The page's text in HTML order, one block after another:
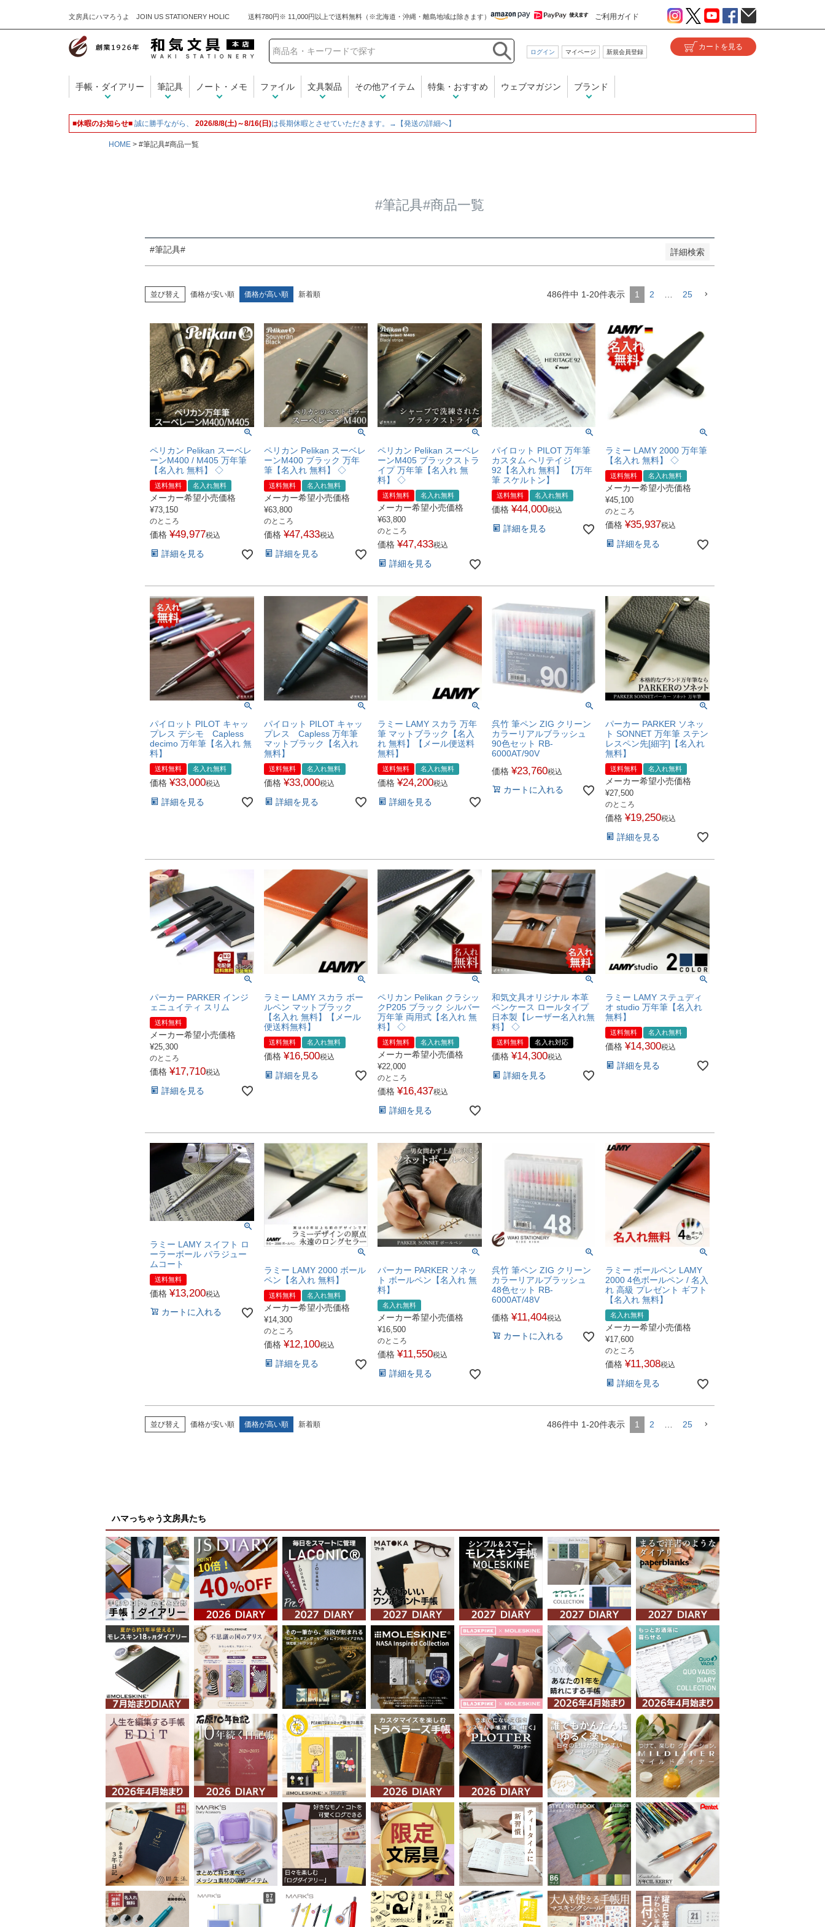
文房具にハマろうよ JOIN US STATIONERY HOLIC ご利用ガイド
和気文具
ログイン マイページ 新規会員登録
手帳・ダイアリー 筆記具 ノート・メモ ファイル 文具製品 その他アイテム 特集・おすすめ ウェブマガジン ブランド
■休暇のお知らせ■ 誠に勝手ながら、 2026/8/8(土)～8/16(日)は長期休暇とさせていただきます。→【発送の詳細へ】
HOME #筆記具#商品一覧
#筆記具#商品一覧
#筆記具# 詳細検索
キーワード
～
商品タグ
商品番号/JANコード
並び替え 価格が安い順 価格が高い順 新着順 486件中 1-20件表示 1 2 25
ペリカン Pelikan スーベレ
ーンM400 / M405 万年筆
【名入れ 無料】 ◇
送料無料 名入れ無料
メーカー希望小売価格
¥73,150
のところ
価格 ¥49,977税込
詳細を見る
ペリカン Pelikan スーベレ
ーンM400 ブラック 万年
筆【名入れ 無料】 ◇
送料無料 名入れ無料
メーカー希望小売価格
¥63,800
のところ
価格 ¥47,433税込
詳細を見る
ペリカン Pelikan スーベレ
ーンM405 ブラックストラ
イプ 万年筆【名入れ 無
料】 ◇
送料無料 名入れ無料
メーカー希望小売価格
¥63,800
のところ
価格 ¥47,433税込
詳細を見る
パイロット PILOT 万年筆
カスタム ヘリテイジ
92【名入れ 無料】 【万年
筆 スケルトン】
送料無料 名入れ無料
価格 ¥44,000税込
詳細を見る
ラミー LAMY 2000 万年筆
【名入れ 無料】 ◇
送料無料 名入れ無料
メーカー希望小売価格
¥45,100
のところ
価格 ¥35,937税込
詳細を見る
パイロット PILOT キャッ
プレス デシモ Capless
decimo 万年筆【名入れ 無
料】
送料無料 名入れ無料
価格 ¥33,000税込
詳細を見る
パイロット PILOT キャッ
プレス Capless 万年筆
マットブラック【名入れ
無料】
送料無料 名入れ無料
価格 ¥33,000税込
詳細を見る
ラミー LAMY スカラ 万年
筆 マットブラック【名入
れ 無料】【メール便送料
無料】
送料無料 名入れ無料
価格 ¥24,200税込
詳細を見る
呉竹 筆ペン ZIG クリーン
カラーリアルブラッシュ
90色セット RB-
6000AT/90V
価格 ¥23,760税込
カートに入れる
パーカー PARKER ソネッ
ト SONNET 万年筆 ステン
レスペン先[細字]【名入れ
無料】
送料無料 名入れ無料
メーカー希望小売価格
¥27,500
のところ
価格 ¥19,250税込
詳細を見る
パーカー PARKER インジ
ェニュイティ スリム
送料無料
メーカー希望小売価格
¥25,300
のところ
価格 ¥17,710税込
詳細を見る
ラミー LAMY スカラ ボー
ルペン マットブラック
【名入れ 無料】【メール
便送料無料】
送料無料 名入れ無料
価格 ¥16,500税込
詳細を見る
ペリカン Pelikan クラシッ
クP205 ブラック シルバー
万年筆 両用式【名入れ 無
料】 ◇
送料無料 名入れ無料
メーカー希望小売価格
¥22,000
のところ
価格 ¥16,437税込
詳細を見る
和気文具オリジナル 本革
ペンケース ロールタイプ
日本製【レーザー名入れ無
料】 ◇
送料無料 名入れ対応
価格 ¥14,300税込
詳細を見る
ラミー LAMY ステュディ
オ studio 万年筆【名入れ
無料】
送料無料 名入れ無料
価格 ¥14,300税込
詳細を見る
ラミー LAMY スイフト ロ
ーラーボール パラジュー
ムコート
送料無料
価格 ¥13,200税込
カートに入れる
ラミー LAMY 2000 ボール
ペン【名入れ 無料】
送料無料 名入れ無料
メーカー希望小売価格
¥14,300
のところ
価格 ¥12,100税込
詳細を見る
パーカー PARKER ソネッ
ト ボールペン【名入れ 無
料】
名入れ無料
メーカー希望小売価格
¥16,500
のところ
価格 ¥11,550税込
詳細を見る
呉竹 筆ペン ZIG クリーン
カラーリアルブラッシュ
48色セット RB-
6000AT/48V
価格 ¥11,404税込
カートに入れる
ラミー ボールペン LAMY
2000 4色ボールペン / 名入
れ 高級 プレゼント ギフト
【名入れ 無料】
名入れ無料
メーカー希望小売価格
¥17,600
のところ
価格 ¥11,308税込
詳細を見る
並び替え 価格が安い順 価格が高い順 新着順 486件中 1-20件表示 1 2 25
ハマっちゃう文房具たち